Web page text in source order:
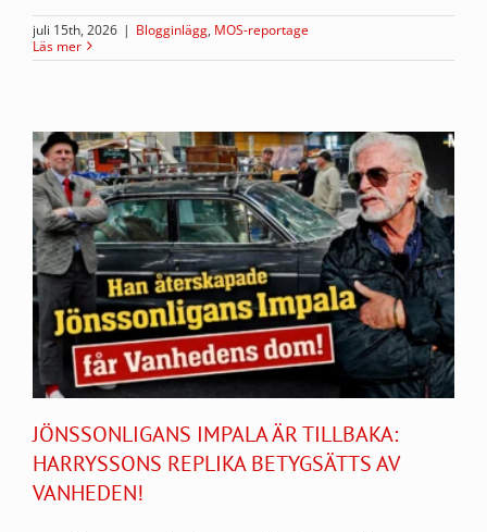
juli 15th, 2026 | Blogginlägg, MOS-reportage
Läs mer
JÖNSSONLIGANS IMPALA ÄR TILLBAKA:
HARRYSSONS REPLIKA BETYGSÄTTS AV
VANHEDEN!